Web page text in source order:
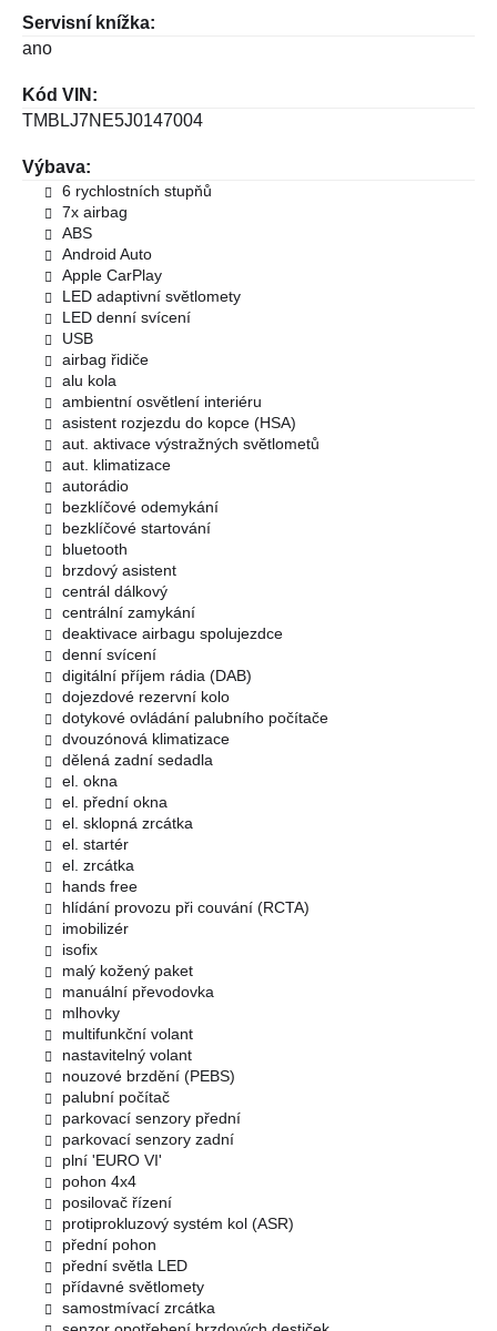
Servisní knížka:
ano
Kód VIN:
TMBLJ7NE5J0147004
Výbava:
6 rychlostních stupňů
7x airbag
ABS
Android Auto
Apple CarPlay
LED adaptivní světlomety
LED denní svícení
USB
airbag řidiče
alu kola
ambientní osvětlení interiéru
asistent rozjezdu do kopce (HSA)
aut. aktivace výstražných světlometů
aut. klimatizace
autorádio
bezklíčové odemykání
bezklíčové startování
bluetooth
brzdový asistent
centrál dálkový
centrální zamykání
deaktivace airbagu spolujezdce
denní svícení
digitální příjem rádia (DAB)
dojezdové rezervní kolo
dotykové ovládání palubního počítače
dvouzónová klimatizace
dělená zadní sedadla
el. okna
el. přední okna
el. sklopná zrcátka
el. startér
el. zrcátka
hands free
hlídání provozu při couvání (RCTA)
imobilizér
isofix
malý kožený paket
manuální převodovka
mlhovky
multifunkční volant
nastavitelný volant
nouzové brzdění (PEBS)
palubní počítač
parkovací senzory přední
parkovací senzory zadní
plní 'EURO VI'
pohon 4x4
posilovač řízení
protiprokluzový systém kol (ASR)
přední pohon
přední světla LED
přídavné světlomety
samostmívací zrcátka